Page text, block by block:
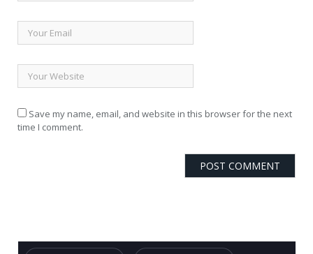
Save my name, email, and website in this browser for the next
time I comment.